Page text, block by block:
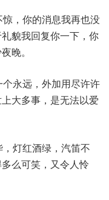
，你的消息我再也没
貌我回复你一下，你
晚。
永远，外加用尽许许
大多事，是无法以爱
灯红酒绿，汽笛不
么可笑，又令人怜